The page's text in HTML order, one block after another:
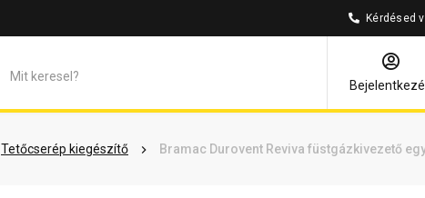
Kérdésed
Tetőcserép kiegészítő Bramac Durovent Reviva füstgázkivezető
Vásárlói vélemények Kérdések és válaszok Kapcsolódó cikkek